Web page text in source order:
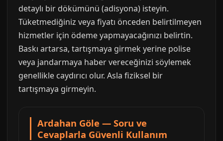
detaylı bir dökümünü (adisyona) isteyin.
Tüketmediğiniz veya fiyatı önceden belirtilmeyen
hizmetler için ödeme yapmayacağınızı belirtin.
Baskı artarsa, tartışmaya girmek yerine polise
veya jandarmaya haber vereceğinizi söylemek
genellikle caydırıcı olur. Asla fiziksel bir
tartışmaya girmeyin.
Ardahan Göle — Soru ve
Cevaplarla Güvenli Kullanım